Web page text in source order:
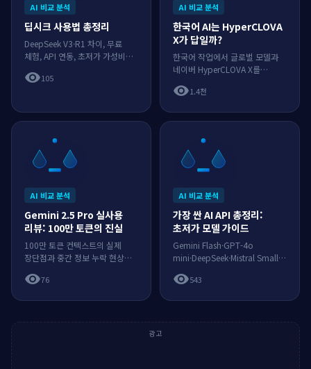
AI 비교 분석
딥시크 사용법 총정리
DeepSeek V3·R1 차이, 무료
체험, API 연동, 초저가 가성비와
visibility105
AI 비교 분석
한국어 AI는 HyperCLOVA
X가 답일까?
한국어 작업에서 글로벌 모델과
네이버 HyperCLOVA X를
visibility1.4천
AI 비교 분석
Gemini 2.5 Pro 실사용
리뷰: 100만 토큰의 진실
100만 토큰 컨텍스트의 실제
장단점과 중간 정보 누락 현상을
visibility76
AI 비교 분석
가장 싼 AI API 총정리:
초저가 모델 가이드
Gemini Flash·GPT-4o
mini·DeepSeek·Mistral Small의
정리합니다.
visibility543
광고